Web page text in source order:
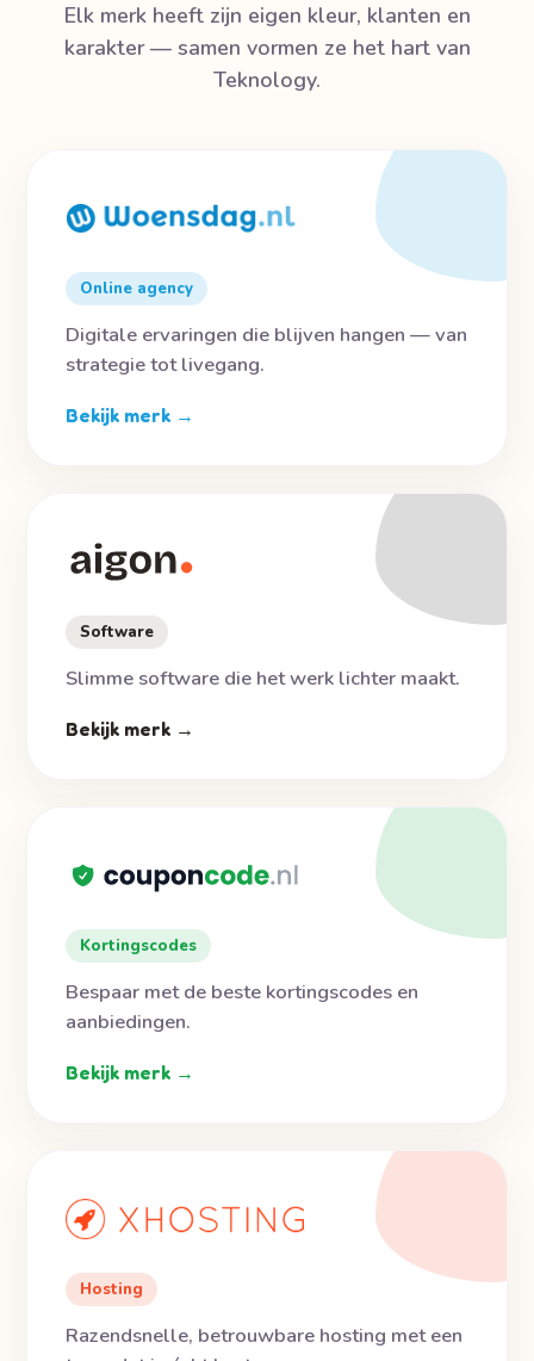
Elk merk heeft zijn eigen kleur, klanten en
karakter — samen vormen ze het hart van
Teknology.
Online agency
Digitale ervaringen die blijven hangen — van
strategie tot livegang.
Bekijk merk →
Software
Slimme software die het werk lichter maakt.
Bekijk merk →
Kortingscodes
Bespaar met de beste kortingscodes en
aanbiedingen.
Bekijk merk →
Hosting
Razendsnelle, betrouwbare hosting met een